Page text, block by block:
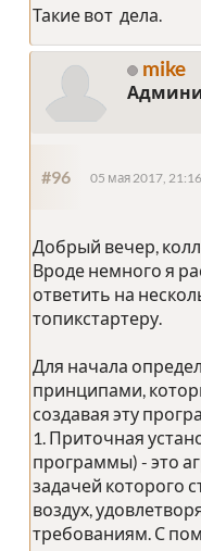
Такие вот дела.
mike
#96 05 мая 2017,
Добрый вечер,
Вроде немного я
ответить на
топикстартеру.
Для начала
принципами,
создавая эту
1. Приточная
программы) - это
задачей которого
воздух,
требованиям. С